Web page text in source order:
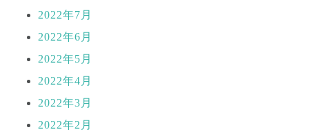
2022年7月
2022年6月
2022年5月
2022年4月
2022年3月
2022年2月